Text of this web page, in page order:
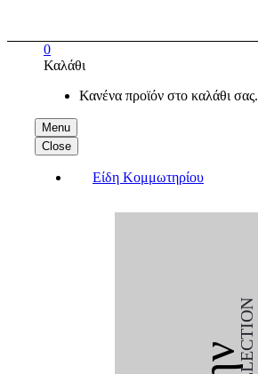
Menu
Close
Είδη Κομμωτηρίου
COLLECTION
0
Καλάθι
Κανένα προϊόν στο καλάθι σας.